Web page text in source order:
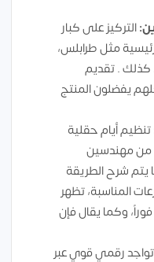
التركيز على كبار
مثل طرابلس،
كذلك . تقديم
يفضلون المنتج
تنظيم أيام حقلية
من مهندسين
يتم شرح الطريقة
المناسبة، تظهر
وكما يقال فإن
تواجد رقمي قوي عبر